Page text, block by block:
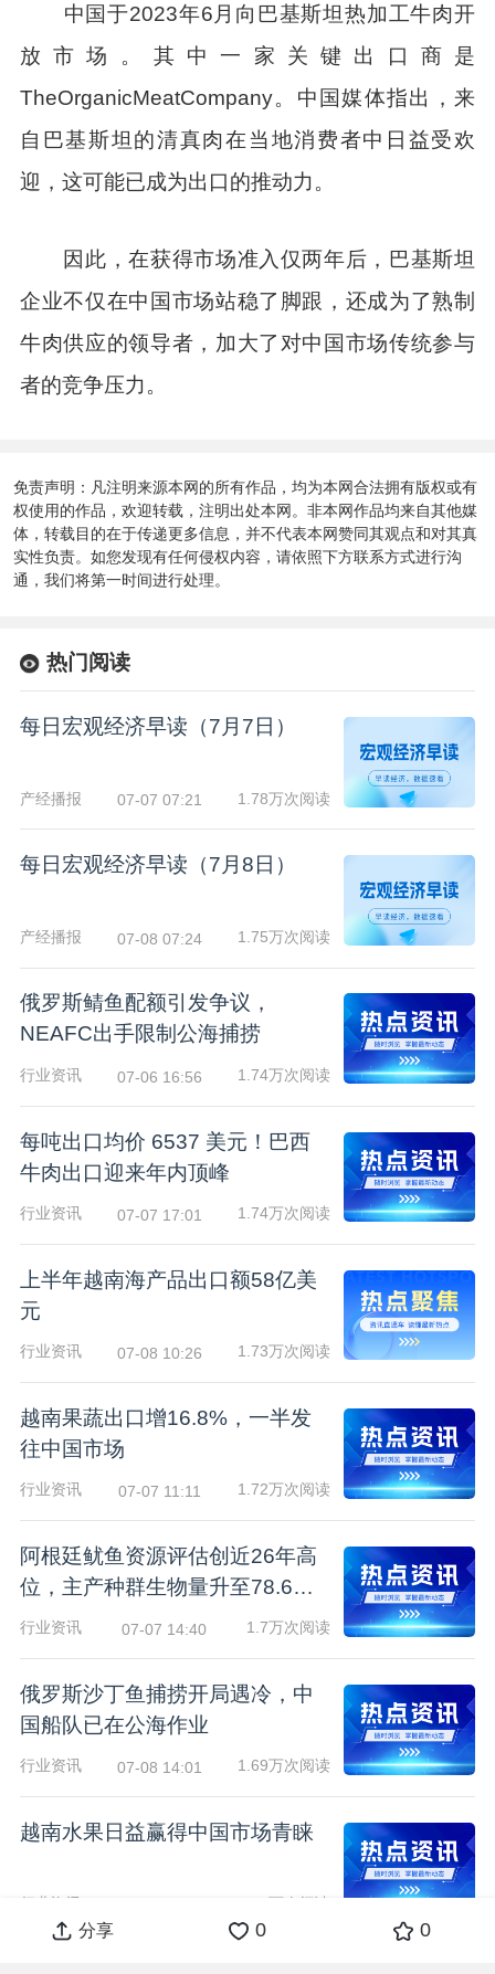
中国于2023年6月向巴基斯坦热加工牛肉开
放市场。其中一家关键出口商是
TheOrganicMeatCompany。中国媒体指出，来
自巴基斯坦的清真肉在当地消费者中日益受欢
迎，这可能已成为出口的推动力。
因此，在获得市场准入仅两年后，巴基斯坦
企业不仅在中国市场站稳了脚跟，还成为了熟制
牛肉供应的领导者，加大了对中国市场传统参与
者的竞争压力。
免责声明：凡注明来源本网的所有作品，均为本网合法拥有版权或有
权使用的作品，欢迎转载，注明出处本网。非本网作品均来自其他媒
体，转载目的在于传递更多信息，并不代表本网赞同其观点和对其真
实性负责。如您发现有任何侵权内容，请依照下方联系方式进行沟
通，我们将第一时间进行处理。
热门阅读
每日宏观经济早读（7月7日）
产经播报 07-07 07:21 1.78万次阅读
每日宏观经济早读（7月8日）
产经播报 07-08 07:24 1.75万次阅读
俄罗斯鲭鱼配额引发争议，
NEAFC出手限制公海捕捞
行业资讯 07-06 16:56 1.74万次阅读
每吨出口均价 6537 美元！巴西
牛肉出口迎来年内顶峰
行业资讯 07-07 17:01 1.74万次阅读
上半年越南海产品出口额58亿美
元
行业资讯 07-08 10:26 1.73万次阅读
越南果蔬出口增16.8%，一半发
往中国市场
行业资讯 07-07 11:11 1.72万次阅读
阿根廷鱿鱼资源评估创近26年高
位，主产种群生物量升至78.6万
吨
行业资讯 07-07 14:40 1.7万次阅读
俄罗斯沙丁鱼捕捞开局遇冷，中
国船队已在公海作业
行业资讯 07-08 14:01 1.69万次阅读
越南水果日益赢得中国市场青睐
行业资讯 1.68万次阅读
分享 0 0